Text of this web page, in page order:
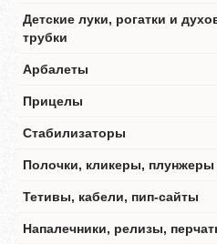
Детские луки, рогатки и
трубки
Арбалеты
Прицелы
Стабилизаторы
Полочки, кликеры, плунжеры
Тетивы, кабели, пип-сайты
Напалечники, релизы,